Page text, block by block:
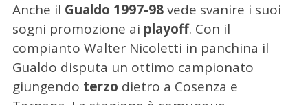
Anche il Gualdo 1997-98vede svanire i suoi
sogni promozione ai playoff. Con il
compianto Walter Nicoletti in panchina il
Gualdo disputa un ottimo campionato
giungendo terzo dietro a Cosenza e